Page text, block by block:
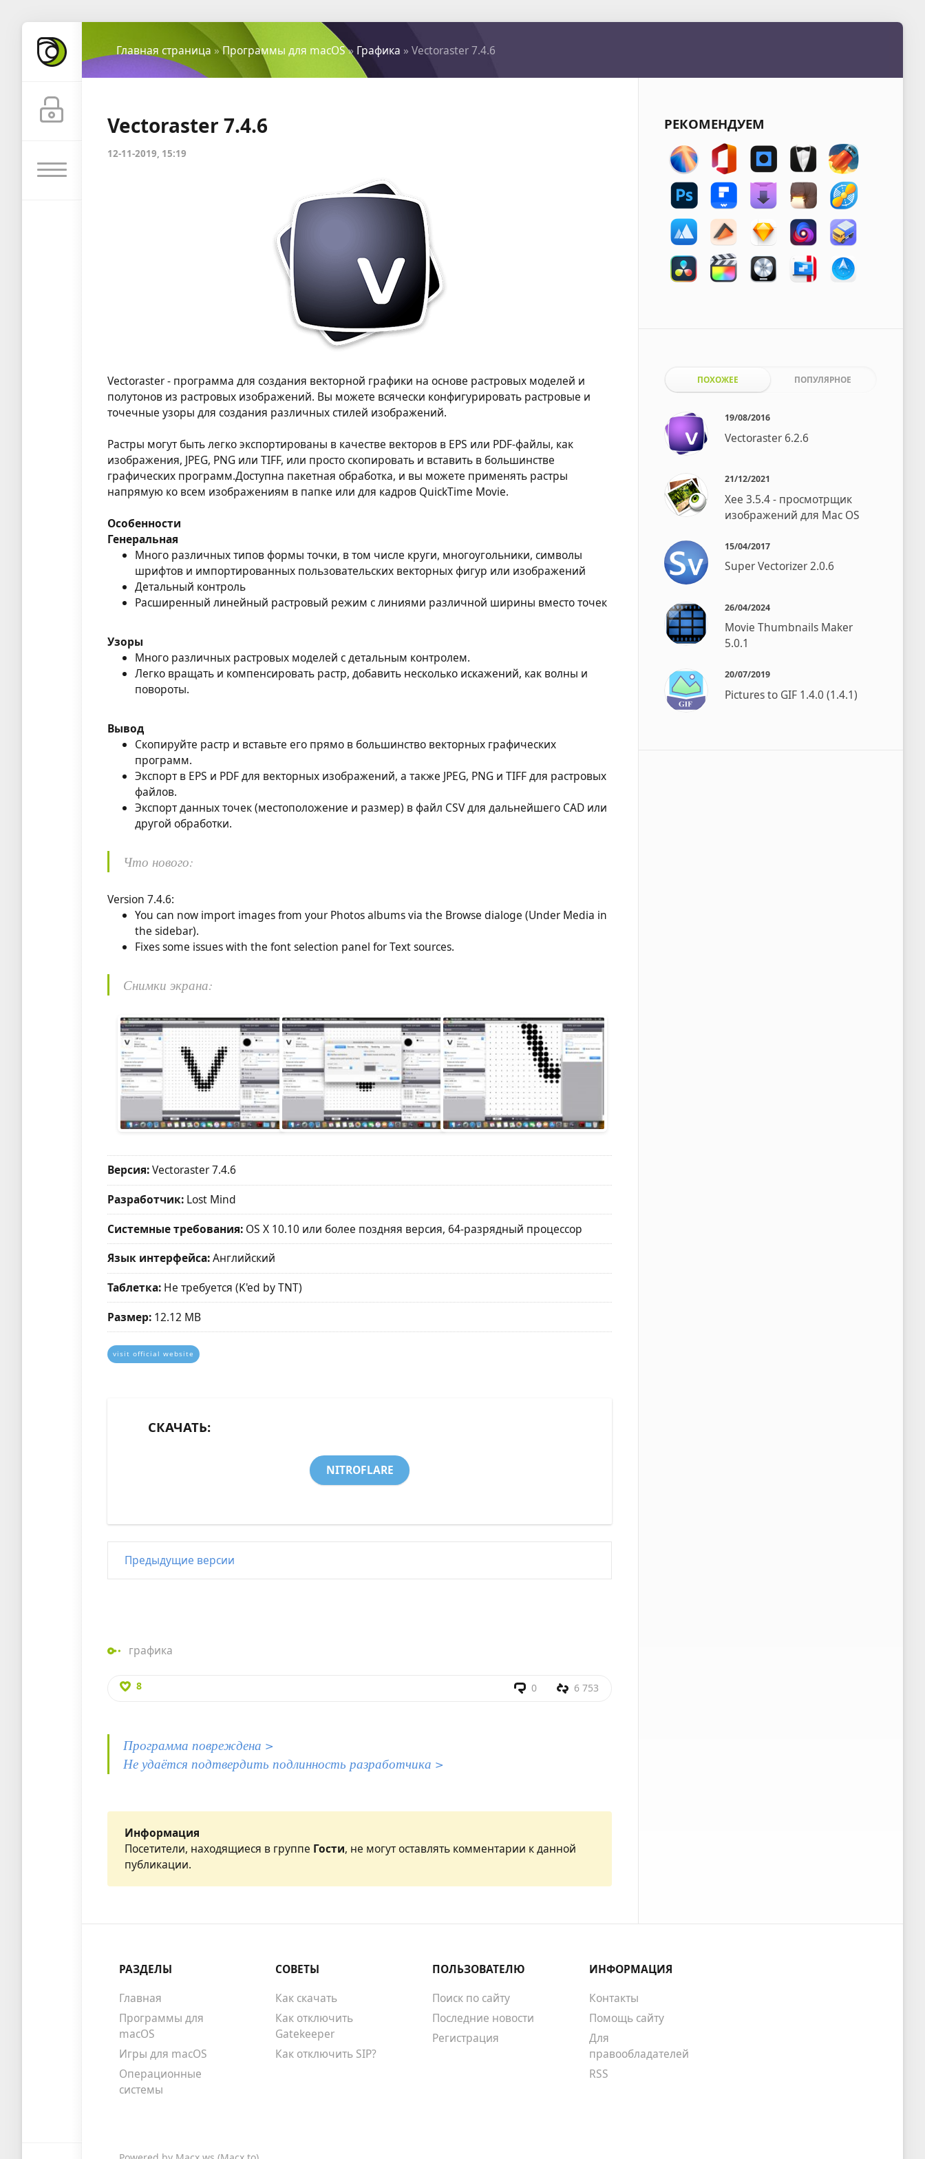
Главная страница »Программы для macOS» Графика » Vectoraster 7.4.6
Vectoraster 7.4.6
12-11-2019, 15:19
Vectoraster - программа для создания векторной графики на основе растровых моделей и
полутонов из растровых изображений. Вы можете всячески конфигурировать растровые и
точечные узоры для создания различных стилей изображений.
Растры могут быть легко экспортированы в качестве векторов в EPS или PDF-файлы, как
изображения, JPEG, PNG или TIFF, или просто скопировать и вставить в большинстве
графических программ.Доступна пакетная обработка, и вы можете применять растры
напрямую ко всем изображениям в папке или для кадров QuickTime Movie.
Особенности
Генеральная
Много различных типов формы точки, в том числе круги, многоугольники, символы
шрифтов и импортированных пользовательских векторных фигур или изображений
Детальный контроль
Расширенный линейный растровый режим с линиями различной ширины вместо точек
Узоры
Много различных растровых моделей с детальным контролем.
Легко вращать и компенсировать растр, добавить несколько искажений, как волны и
повороты.
Вывод
Скопируйте растр и вставьте его прямо в большинство векторных графических
программ.
Экспорт в EPS и PDF для векторных изображений, а также JPEG, PNG и TIFF для растровых
файлов.
Экспорт данных точек (местоположение и размер) в файл CSV для дальнейшего CAD или
другой обработки.
Что нового:
Version 7.4.6:
You can now import images from your Photos albums via the Browse dialoge (Under Media in
the sidebar).
Fixes some issues with the font selection panel for Text sources.
Снимки экрана:
Версия:Vectoraster 7.4.6
Разработчик: Lost Mind
Системные требования: OS X 10.10 или более поздняя версия, 64-разрядный процессор
Язык интерфейса:Английский
Таблетка: Не требуется (K'ed by TNT)
Размер: 12.12 MB
visit official website
СКАЧАТЬ:
NITROFLARE
Предыдущие версии
графика
8 0 6 753
Программа повреждена >
Не удаётся подтвердить подлинность разработчика >
Информация
Посетители, находящиеся в группе Гости, не могут оставлять комментарии к данной
публикации.
РЕКОМЕНДУЕМ
ПОХОЖЕЕ ПОПУЛЯРНОЕ
19/08/2016
Vectoraster 6.2.6
21/12/2021
Xee 3.5.4 - просмотрщик
изображений для Mac OS
15/04/2017
Super Vectorizer 2.0.6
26/04/2024
Movie Thumbnails Maker
5.0.1
20/07/2019
Pictures to GIF 1.4.0 (1.4.1)
РАЗДЕЛЫ
Главная
Программы для
macOS
Игры для macOS
Операционные
системы
СОВЕТЫ
Как скачать
Как отключить
Gatekeeper
Как отключить SIP?
ПОЛЬЗОВАТЕЛЮ
Поиск по сайту
Последние новости
Регистрация
ИНФОРМАЦИЯ
Контакты
Помощь сайту
Для
правообладателей
RSS